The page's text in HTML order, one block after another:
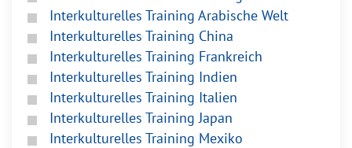
Interkulturelles Training Arabische Welt
Interkulturelles Training China
Interkulturelles Training Frankreich
Interkulturelles Training Indien
Interkulturelles Training Italien
Interkulturelles Training Japan
Interkulturelles Training Mexiko